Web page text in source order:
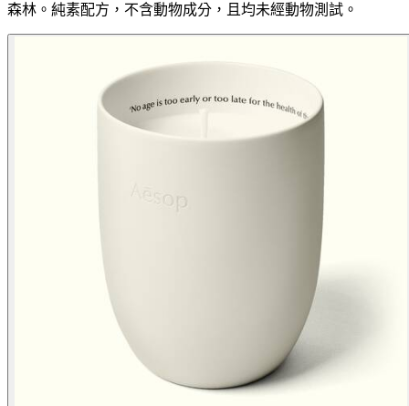
森林。純素配方，不含動物成分，且均未經動物測試。